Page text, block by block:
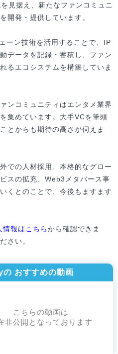
見据え、新たなファンコミュニ
開発・提供しています。
ーン技術を活用することで、IP
データを記録・蓄積し、ファン
るエコシステムを構築していま
ンコミュニティはエンタメ業界
集めています。大手VCを筆頭
とからも期待の高さが伺えま
での人材採用、本格的なグロー
スの拡充、Web3メタバース事
くとのことで、今後もますます
報はこちらから確認できま
さい。
おすすめの動画
こちらの動画は
非公開となっております